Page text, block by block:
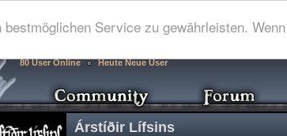
Service zu gewährleisten.
80 User Online Heute Neue User
Árstíðir Lífsins